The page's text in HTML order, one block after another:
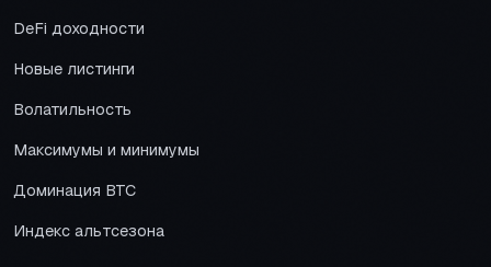
DeFi доходности
Новые листинги
Волатильность
Максимумы и минимумы
Доминация BTC
Индекс альтсезона